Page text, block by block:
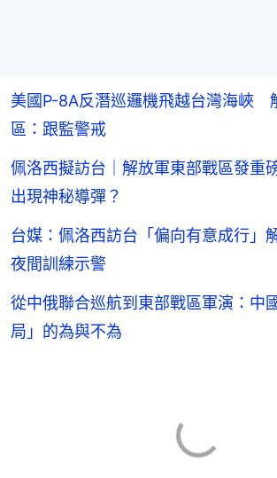
美國P-8A反潛巡邏機飛越台灣海峽
區：跟監警戒
佩洛西擬訪台｜解放軍東部戰區發
出現神秘導彈？
台媒：佩洛西訪台「偏向有意成行」
夜間訓練示警
從中俄聯合巡航到東部戰區軍演：中
局」的為與不為